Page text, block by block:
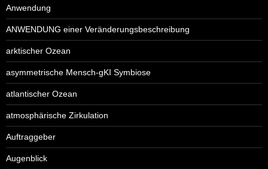
Anwendung
ANWENDUNG einer Veränderungsbeschreibung
arktischer Ozean
asymmetrische Mensch-gKI Symbiose
atlantischer Ozean
atmosphärische Zirkulation
Auftraggeber
Augenblick